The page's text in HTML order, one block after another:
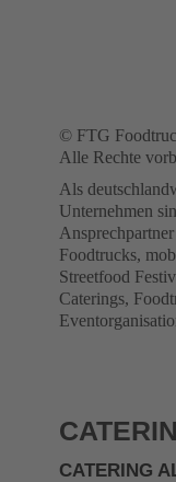
© FTG
Alle Rechte
Als
Unternehmen
Foodtrucks,
Streetfood
Caterings,
CATERING